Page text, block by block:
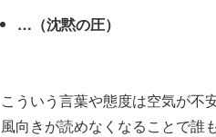
…（沈黙の圧）
こういう言葉や態度は空気が不
風向きが読めなくなることで誰